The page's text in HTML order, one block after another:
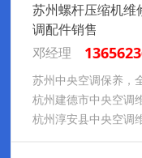
苏州螺杆压缩机维
调配件销售
邓经理
苏州中央空调保养，
杭州建德市中央空调
杭州淳安县中央空调